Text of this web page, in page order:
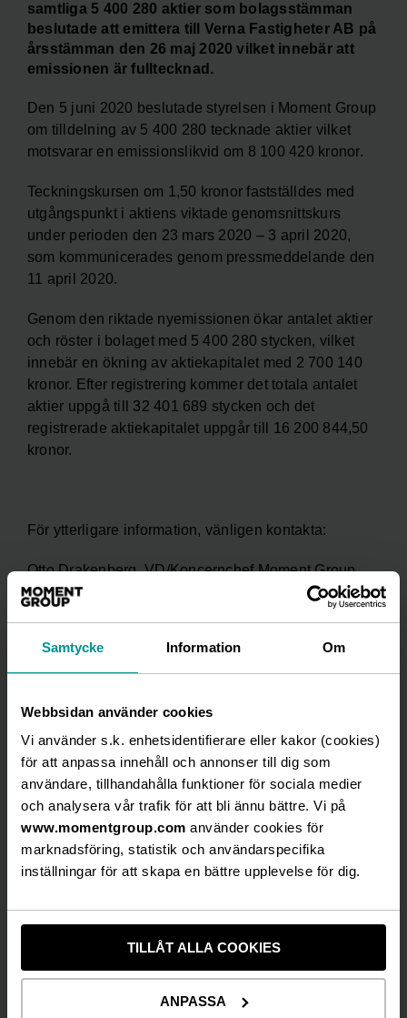
Samtycke Information Om
Webbsidan använder cookies
Vi använder s.k. enhetsidentifierare eller kakor (cookies)
för att anpassa innehåll och annonser till dig som
användare, tillhandahålla funktioner för sociala medier
och analysera vår trafik för att bli ännu bättre. Vi på
www.momentgroup.com använder cookies för
marknadsföring, statistik och användarspecifika
inställningar för att skapa en bättre upplevelse för dig.
TILLÅT ALLA COOKIES
ANPASSA
samtliga 5 400 280 aktier som bolagsstämman
beslutade att emittera till Verna Fastigheter AB på
årsstämman den 26 maj 2020 vilket innebär att
emissionen är fulltecknad.
Den 5 juni 2020 beslutade styrelsen i Moment Group
om tilldelning av 5 400 280 tecknade aktier vilket
motsvarar en emissionslikvid om 8 100 420 kronor.
Teckningskursen om 1,50 kronor fastställdes med
utgångspunkt i aktiens viktade genomsnittskurs
under perioden den 23 mars 2020 – 3 april 2020,
som kommunicerades genom pressmeddelande den
11 april 2020.
Genom den riktade nyemissionen ökar antalet aktier
och röster i bolaget med 5 400 280 stycken, vilket
innebär en ökning av aktiekapitalet med 2 700 140
kronor. Efter registrering kommer det totala antalet
aktier uppgå till 32 401 689 stycken och det
registrerade aktiekapitalet uppgår till 16 200 844,50
kronor.
För ytterligare information, vänligen kontakta:
Otto Drakenberg, VD/Koncernchef Moment Group
otto.drakenberg@momentgroup.com, 0708-64 55 04
Moment Group är en av de ledande aktörerna
Koncernen är listad på Nasdaq Stockholm, Main
Market, och omsätter knappt en miljard kronor. I
de olika verksamheterna inom Moment Group
skapas upplevelser för fler än 2 miljoner gäster
varje år och koncernen har fler än 500
medarbetare. Verksamheterna inom Moment
Group bedrivs i tre affärsområden med kontor i
Falkenberg och Växjö.
Inom affärsområde Event verkar Hansen och
eventbranschen i Norden. Hansen skapar